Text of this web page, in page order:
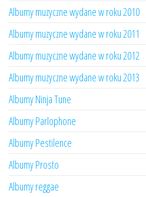
Albumy muzyczne wydane w roku 2010
Albumy muzyczne wydane w roku 2011
Albumy muzyczne wydane w roku 2012
Albumy muzyczne wydane w roku 2013
Albumy Ninja Tune
Albumy Parlophone
Albumy Pestilence
Albumy Prosto
Albumy reggae